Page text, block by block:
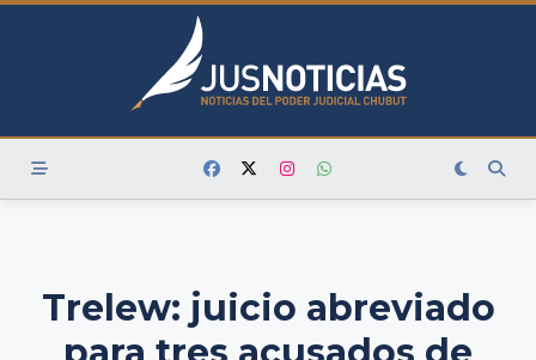
Skip
Trelew: juicio abreviado